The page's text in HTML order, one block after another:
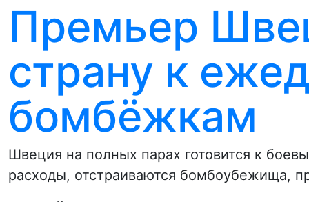
Премьер
страну к
бомбёжкам
Швеция на полных парах готовится к
расходы, отстраиваются бомбоубежища,